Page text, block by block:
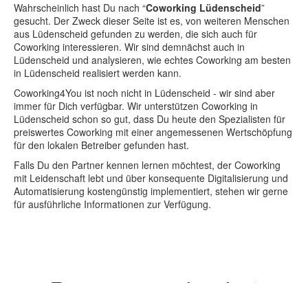
WEITERE GEPLANTE STANDORTE
45136 Essen
51465 Bergisch Gladbach
51503 Rösrath
53797 Lohmar
53804 Much
53840 Troisdorf
58511 Lüdenscheid
Wahrscheinlich hast Du nach “Coworking Lüdenscheid”
gesucht. Der Zweck dieser Seite ist es, von weiteren Menschen
aus Lüdenscheid gefunden zu werden, die sich auch für
Coworking interessieren. Wir sind demnächst auch in
Lüdenscheid und analysieren, wie echtes Coworking am besten
in Lüdenscheid realisiert werden kann.
Coworking4You ist noch nicht in Lüdenscheid - wir sind aber
immer für Dich verfügbar. Wir unterstützen Coworking in
Lüdenscheid schon so gut, dass Du heute den Spezialisten für
preiswertes Coworking mit einer angemessenen Wertschöpfung
für den lokalen Betreiber gefunden hast.
Falls Du den Partner kennen lernen möchtest, der Coworking
mit Leidenschaft lebt und über konsequente Digitalisierung und
Automatisierung kostengünstig implementiert, stehen wir gerne
für ausführliche Informationen zur Verfügung.